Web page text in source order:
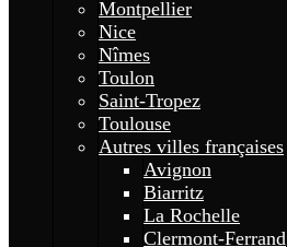
Montpellier
Nice
Nîmes
Toulon
Saint-Tropez
Toulouse
Autres villes françaises
Avignon
Biarritz
La Rochelle
Clermont-Ferrand